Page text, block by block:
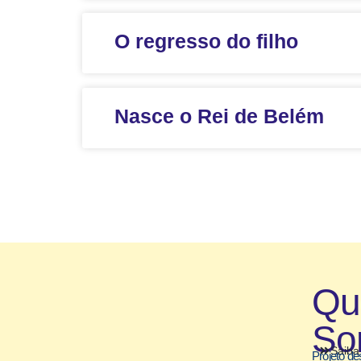
O regresso do filho
Nasce o Rei de Belém
Projeto